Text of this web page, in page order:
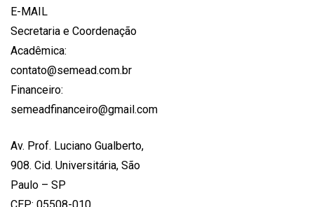
E-MAIL
Secretaria e Coordenação
Acadêmica:
contato@semead.com.br
Financeiro:
semeadfinanceiro@gmail.com
Av. Prof. Luciano Gualberto,
908. Cid. Universitária, São
Paulo – SP